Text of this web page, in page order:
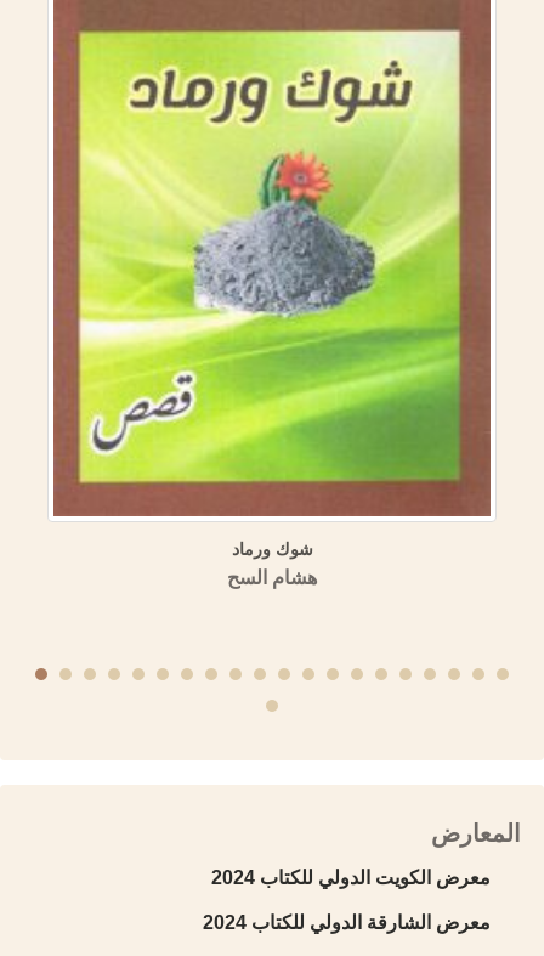
شوك ورماد
هشام السح
المعارض
معرض الكويت الدولي للكتاب 2024
معرض الشارقة الدولي للكتاب 2024